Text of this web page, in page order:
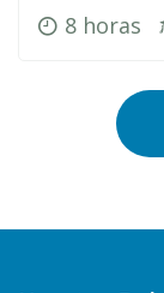
8 horas